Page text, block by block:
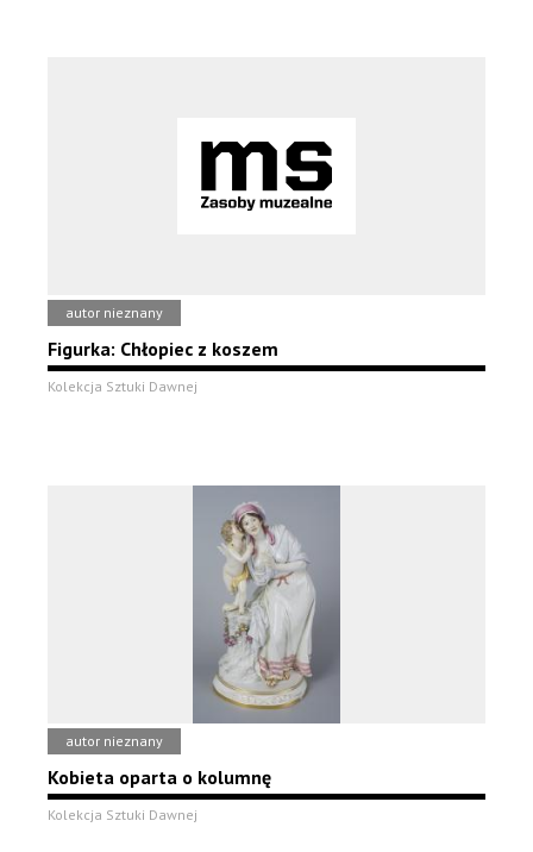
autor nieznany
Figurka: Chłopiec z koszem
Kolekcja Sztuki Dawnej
autor nieznany
Kobieta oparta o kolumnę
Kolekcja Sztuki Dawnej